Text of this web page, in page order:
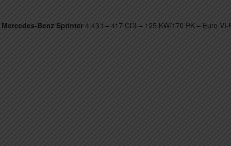
Mercedes-Benz Sprinter 4,43 t – 417 CDI – 125 KW/170 PK – Euro VI-